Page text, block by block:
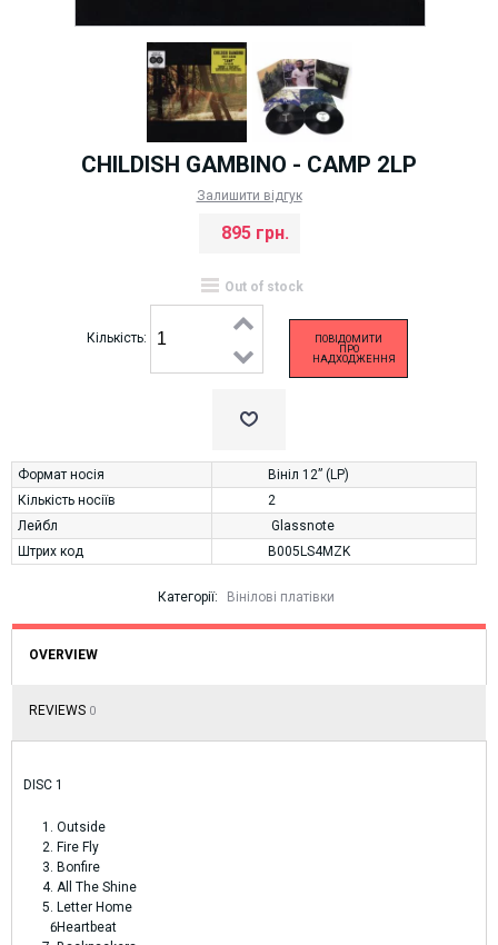
CHILDISH GAMBINO - CAMP 2LP
Залишити відгук
895 грн.
Out of stock
Кількість:
ПОВІДОМИТИ
ПРО
НАДХОДЖЕННЯ
Формат носія
Вініл 12” (LP)
Кількість носіїв
2
Лейбл
Glassnote
Штрих код
B005LS4MZK
Категорії: Вінілові платівки
OVERVIEW
REVIEWS 0
DISC 1
Outside
Fire Fly
Bonfire
All The Shine
Letter Home
Heartbeat